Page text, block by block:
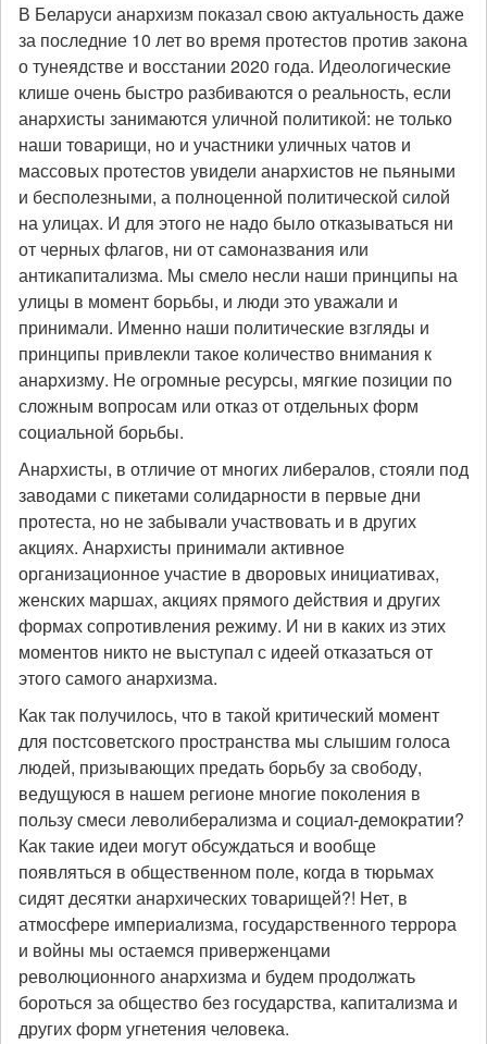
В Беларуси анархизм показал свою актуальность даже
за последние 10 лет во время протестов против закона
о тунеядстве и восстании 2020 года. Идеологические
клише очень быстро разбиваются о реальность, если
анархисты занимаются уличной политикой: не только
наши товарищи, но и участники уличных чатов и
массовых протестов увидели анархистов не пьяными
и бесполезными, а полноценной политической силой
на улицах. И для этого не надо было отказываться ни
от черных флагов, ни от самоназвания или
антикапитализма. Мы смело несли наши принципы на
улицы в момент борьбы, и люди это уважали и
принимали. Именно наши политические взгляды и
принципы привлекли такое количество внимания к
анархизму. Не огромные ресурсы, мягкие позиции по
сложным вопросам или отказ от отдельных форм
социальной борьбы.
Анархисты, в отличие от многих либералов, стояли под
заводами с пикетами солидарности в первые дни
протеста, но не забывали участвовать и в других
акциях. Анархисты принимали активное
организационное участие в дворовых инициативах,
женских маршах, акциях прямого действия и других
формах сопротивления режиму. И ни в каких из этих
моментов никто не выступал с идеей отказаться от
этого самого анархизма.
Как так получилось, что в такой критический момент
для постсоветского пространства мы слышим голоса
людей, призывающих предать борьбу за свободу,
ведущуюся в нашем регионе многие поколения в
пользу смеси леволиберализма и социал-демократии?
Как такие идеи могут обсуждаться и вообще
появляться в общественном поле, когда в тюрьмах
сидят десятки анархических товарищей?! Нет, в
атмосфере империализма, государственного террора
и войны мы остаемся приверженцами
революционного анархизма и будем продолжать
бороться за общество без государства, капитализма и
других форм угнетения человека.